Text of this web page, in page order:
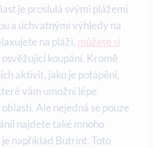
je proslulá ​svými plážemi
a⁣ úchvatnými výhledy na
na pláži, můžete si
‌osvěžující koupání. Kromě
aktivit, ​jako je potápění,
vám​ umožní lépe⁣
Ale nejedná se‌ pouze
najdete také ​mnoho
například Butrint. Toto